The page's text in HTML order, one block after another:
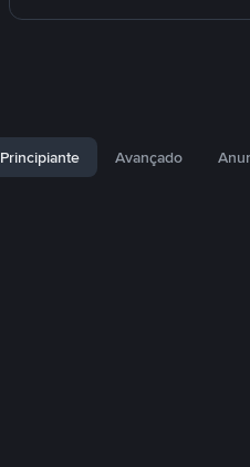
Principiante Avançado